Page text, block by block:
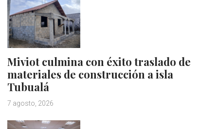
Miviot culmina con éxito traslado de
materiales de construcción a isla
Tubualá
7 agosto, 2026